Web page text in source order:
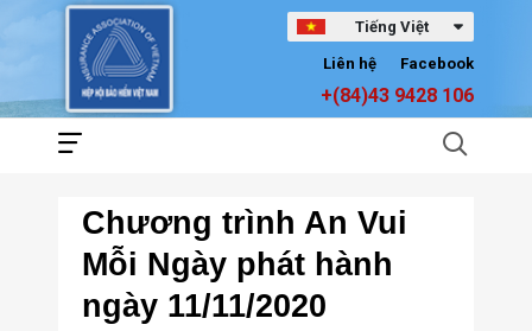
Tiếng Việt
Facebook
Liên hệ
+(84)43 9428 106
Chương trình An Vui
Mỗi Ngày phát hành
ngày 11/11/2020